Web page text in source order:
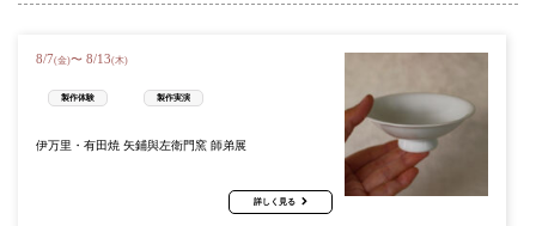
8/7(金)〜 8/13(木)
製作体験 製作実演
伊万里・有田焼 矢鋪與左衛門窯 師弟展
詳しく見る